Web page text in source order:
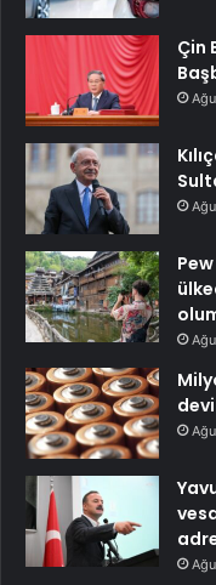
Çin